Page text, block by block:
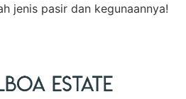
jenis pasir dan kegunaannya!